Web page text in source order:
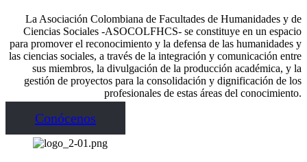
La Asociación Colombiana de Facultades de Humanidades y de
Ciencias Sociales -ASOCOLFHCS- se constituye en un espacio
para promover el reconocimiento y la defensa de las humanidades y
las ciencias sociales, a través de la integración y comunicación entre
sus miembros, la divulgación de la producción académica, y la
gestión de proyectos para la consolidación y dignificación de los
profesionales de estas áreas del conocimiento.
Conócenos